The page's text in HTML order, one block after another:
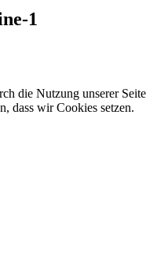
1
die Nutzung unserer Seite
dass wir Cookies setzen.